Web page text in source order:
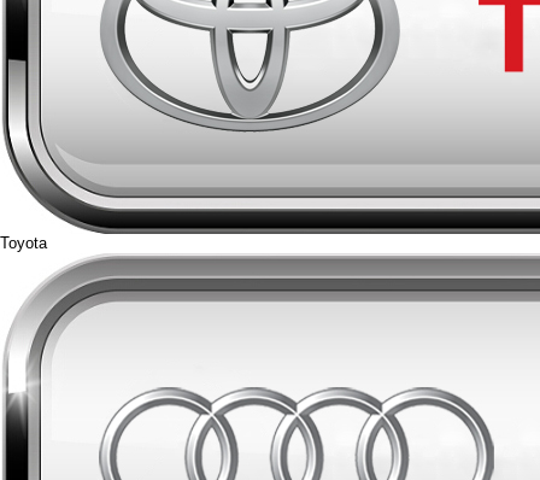
Toyota